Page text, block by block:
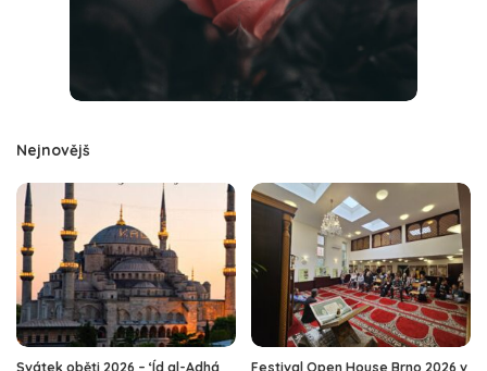
Nejnovějš
Svátek oběti 2026 – ‘Íd al-Adhá
Festival Open House Brno 2026 v